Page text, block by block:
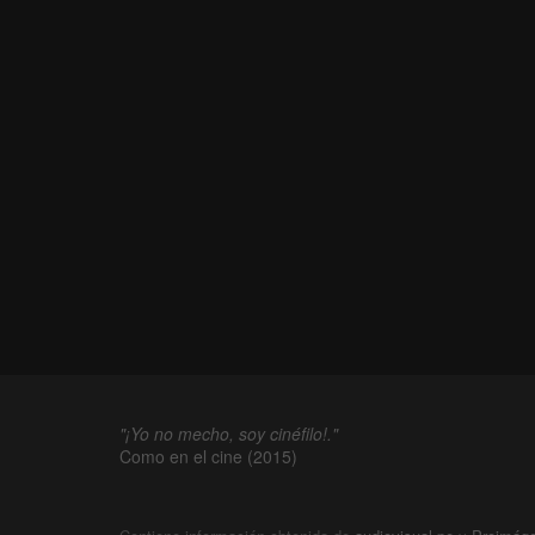
"¡Yo no mecho, soy cinéfilo!."
Como en el cine (2015)